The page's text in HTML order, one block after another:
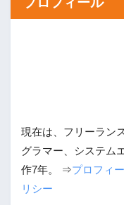
現在は、フリーラン
グラマー、システム
作7年。 ⇒プロフィ
リシー